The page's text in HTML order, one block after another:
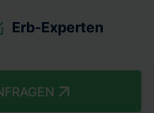
Erb-Experten